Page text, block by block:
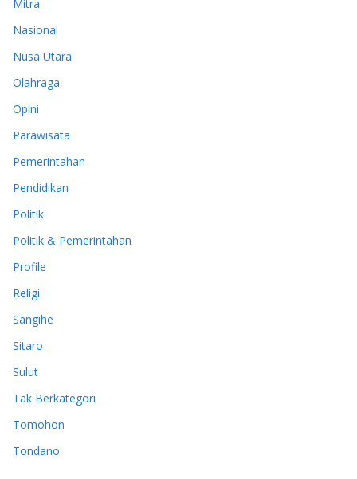
Mitra
Nasional
Nusa Utara
Olahraga
Opini
Parawisata
Pemerintahan
Pendidikan
Politik
Politik & Pemerintahan
Profile
Religi
Sangihe
Sitaro
Sulut
Tak Berkategori
Tomohon
Tondano